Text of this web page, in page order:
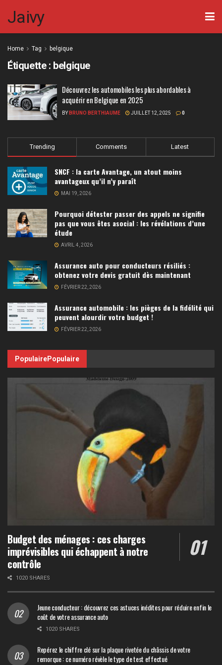
Jaivy
Home Tag belgique
Étiquette : belgique
Découvrez les automobiles les plus abordables à
acquérir en Belgique en 2025
BY BRUNO BERTHIAUME JUILLET 12, 2025 0
Trending Comments Latest
SNCF : la carte Avantage, un atout moins
avantageux qu’il n’y paraît
MAI 19, 2026
Pourquoi détester passer des appels ne signifie
pas que vous êtes asocial : les révélations d’une
étude
AVRIL 4, 2026
Assurance auto pour conducteurs résiliés :
obtenez votre devis gratuit dès maintenant
FÉVRIER 22, 2026
Assurance automobile : les pièges de la fidélité qui
peuvent alourdir votre budget !
FÉVRIER 22, 2026
PopulairePopulaire
Budget des ménages : ces charges
imprévisibles qui échappent à notre
contrôle
1020 SHARES
Jeune conducteur : découvrez ces astuces inédites pour réduire enfin le
coût de votre assurance auto
1020 SHARES
Repérez le chiffre clé sur la plaque rivetée du châssis de votre
remorque : ce numéro révèle le type de test effectué